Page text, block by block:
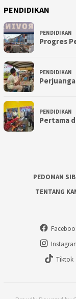
PENDIDIKAN
PENDIDIKAN
Progres
PENDIDIKAN
PENDIDIKAN
Pertama
PEDOMAN
TENTANG
Tiktok